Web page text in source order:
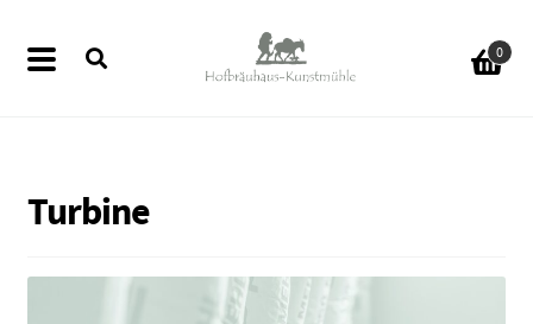
Navigation
Inhalt
0
Turbine